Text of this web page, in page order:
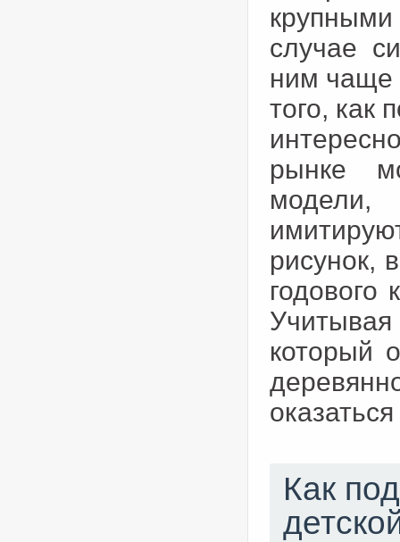
случае
ним чаще
того, как
рынке
модели,
рисунок,
годового
Учитывая
который
Как